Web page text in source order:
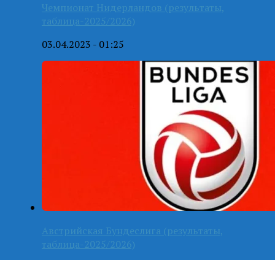
Чемпионат Нидерландов (результаты,
таблица-2025/2026)
03.04.2023 - 01:25
Австрийская Бундеслига (результаты,
таблица-2025/2026)